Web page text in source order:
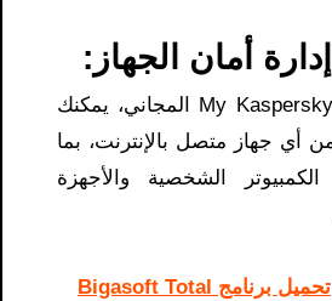
أمان الجهاز:
باستخدام حساب My Kaspersky المجاني، يمكنك
أي جهاز متصل بالإنترنت، بما
الشخصية والأجهزة
تحميل برنامج Bigasoft Total